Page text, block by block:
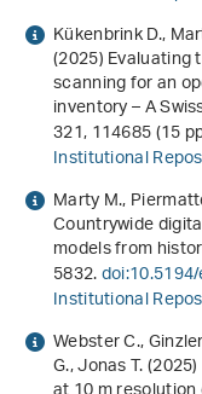
Kükenbrink D.,
(2025)
scanning for an
inventory – A
321, 114685 (15
Institutional
Marty M.,
Countrywide
models from
5832.
Institutional
Webster C.,
G., Jonas T.